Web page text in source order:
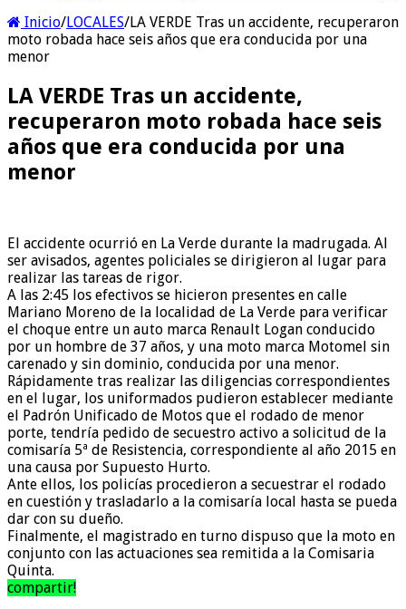
Inicio/LOCALES/LA VERDE Tras un accidente, recuperaron
moto robada hace seis años que era conducida por una
menor
LA VERDE Tras un accidente,
recuperaron moto robada hace seis
años que era conducida por una
menor
El accidente ocurrió en La Verde durante la madrugada. Al
ser avisados, agentes policiales se dirigieron al lugar para
realizar las tareas de rigor.
A las 2:45 los efectivos se hicieron presentes en calle
Mariano Moreno de la localidad de La Verde para verificar
el choque entre un auto marca Renault Logan conducido
por un hombre de 37 años, y una moto marca Motomel sin
carenado y sin dominio, conducida por una menor.
Rápidamente tras realizar las diligencias correspondientes
en el lugar, los uniformados pudieron establecer mediante
el Padrón Unificado de Motos que el rodado de menor
porte, tendría pedido de secuestro activo a solicitud de la
comisaría 5ª de Resistencia, correspondiente al año 2015 en
una causa por Supuesto Hurto.
Ante ellos, los policías procedieron a secuestrar el rodado
en cuestión y trasladarlo a la comisaría local hasta se pueda
dar con su dueño.
Finalmente, el magistrado en turno dispuso que la moto en
conjunto con las actuaciones sea remitida a la Comisaria
Quinta.
compartir!